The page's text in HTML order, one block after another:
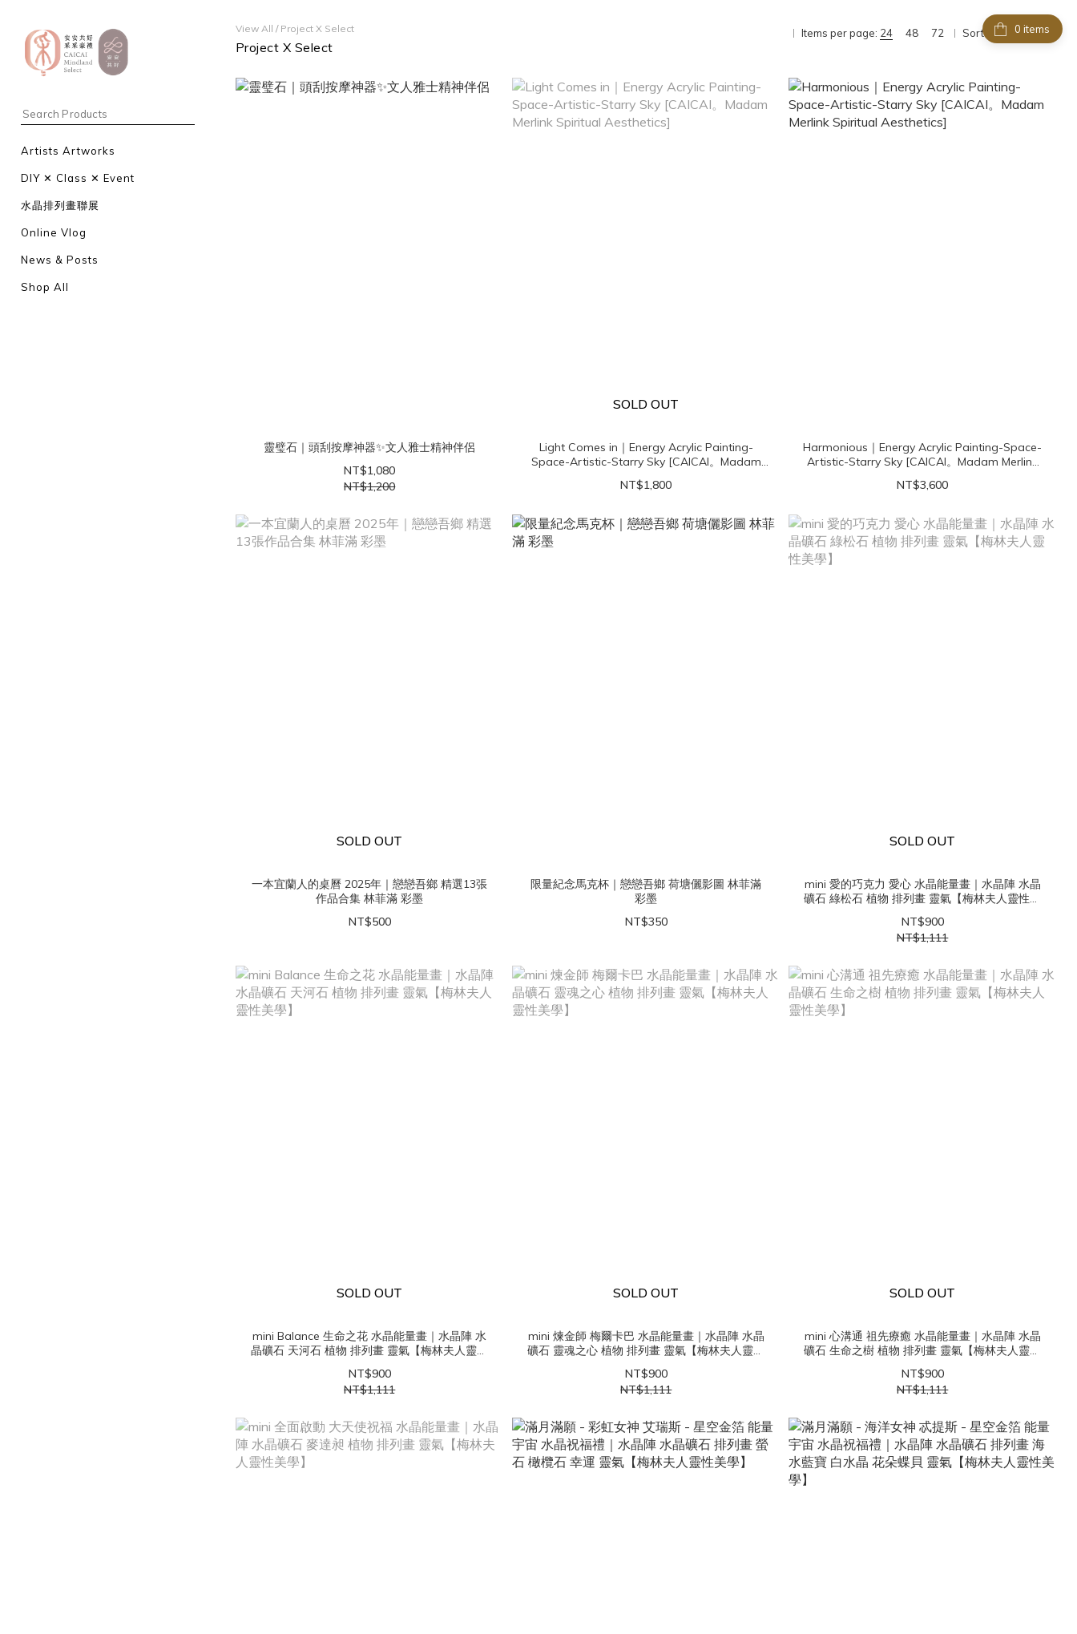
Artists Artworks
DIY ✕ Class ✕ Event
水晶排列畫聯展
Online Vlog
News & Posts
Shop All
items
View All / Project X Select
Project X Select
Items per page: 24 48 72 Sort by:Sort by
靈璧石｜頭刮按摩神器✨文人雅士精神伴侶
NT$1,080
NT$1,200
SOLD OUT
Light Comes in｜Energy Acrylic Painting-
Space-Artistic-Starry Sky [CAICAI。Madam
Merlink Spiritual Aesthetics]
NT$1,800
Harmonious｜Energy Acrylic Painting-Space-
Artistic-Starry Sky [CAICAI。Madam Merlink
Spiritual Aesthetics]
NT$3,600
SOLD OUT
一本宜蘭人的桌曆 2025年｜戀戀吾鄉 精選13張
作品合集 林菲滿 彩墨
NT$500
限量紀念馬克杯｜戀戀吾鄉 荷塘儷影圖 林菲滿
彩墨
NT$350
SOLD OUT
mini 愛的巧克力 愛心 水晶能量畫｜水晶陣 水晶
礦石 綠松石 植物 排列畫 靈氣【梅林夫人靈性美
學】
NT$900
NT$1,111
SOLD OUT
mini Balance 生命之花 水晶能量畫｜水晶陣 水
晶礦石 天河石 植物 排列畫 靈氣【梅林夫人靈性
美學】
NT$900
NT$1,111
SOLD OUT
mini 煉金師 梅爾卡巴 水晶能量畫｜水晶陣 水晶
礦石 靈魂之心 植物 排列畫 靈氣【梅林夫人靈性
美學】
NT$900
NT$1,111
SOLD OUT
mini 心溝通 祖先療癒 水晶能量畫｜水晶陣 水晶
礦石 生命之樹 植物 排列畫 靈氣【梅林夫人靈性
美學】
NT$900
NT$1,111